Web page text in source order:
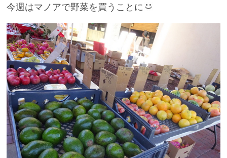
今週はマノアで野菜を買うことに